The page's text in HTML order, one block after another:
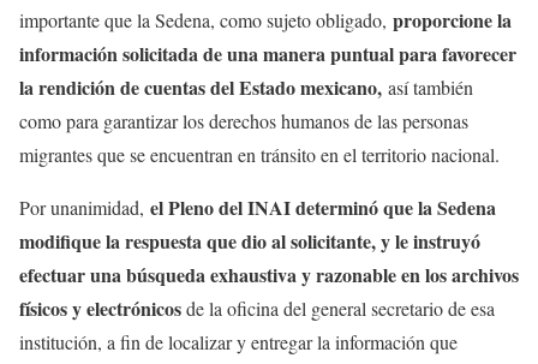
importante que la Sedena, como sujeto obligado, proporcione la
información solicitada de una manera puntual para favorecer
la rendición de cuentas del Estado mexicano, así también
como para garantizar los derechos humanos de las personas
migrantes que se encuentran en tránsito en el territorio nacional.
Por unanimidad, el Pleno del INAI determinó que la Sedena
modifique la respuesta que dio al solicitante, y le instruyó
efectuar una búsqueda exhaustiva y razonable en los archivos
físicos y electrónicosde la oficina del general secretario de esa
institución, a fin de localizar y entregar la información que